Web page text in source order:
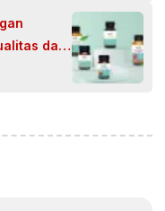
dari